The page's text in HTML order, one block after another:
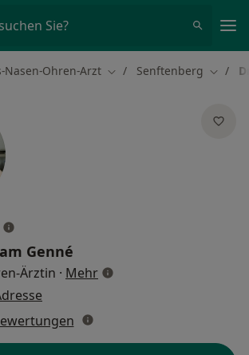
Sie?
Nasen-Ohren-Arzt Stadt ändern
Senftenberg Stadt
Genné
Ärztin · Mehrüber Spezialisierungen